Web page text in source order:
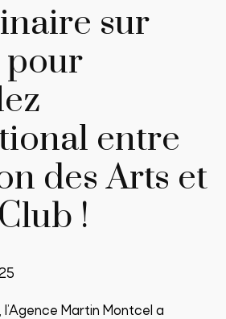
sur
pour
entre
des Arts et
!
l’Agence Martin Montcel a